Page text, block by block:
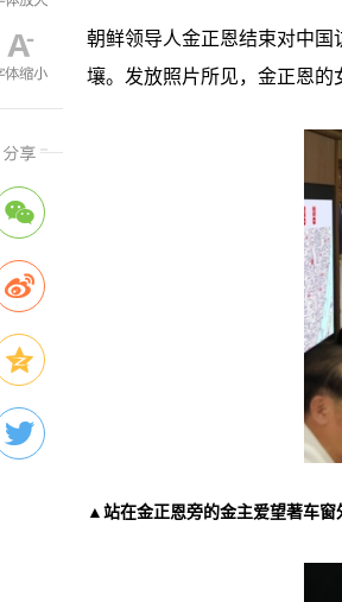
朝鲜领导人金正恩结束对中
壤。发放照片所见，金正恩的
▲站在金正恩旁的金主爱望著车窗